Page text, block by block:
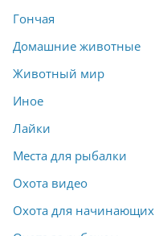
Гончая
Домашние животные
Животный мир
Иное
Лайки
Места для рыбалки
Охота видео
Охота для начинающих